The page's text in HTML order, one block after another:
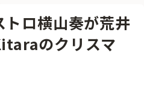
ロ横山奏が荒井
のクリスマ